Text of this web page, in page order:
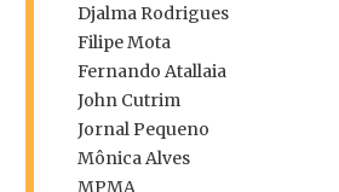
Djalma Rodrigues
Filipe Mota
Fernando Atallaia
John Cutrim
Jornal Pequeno
Mônica Alves
MPMA